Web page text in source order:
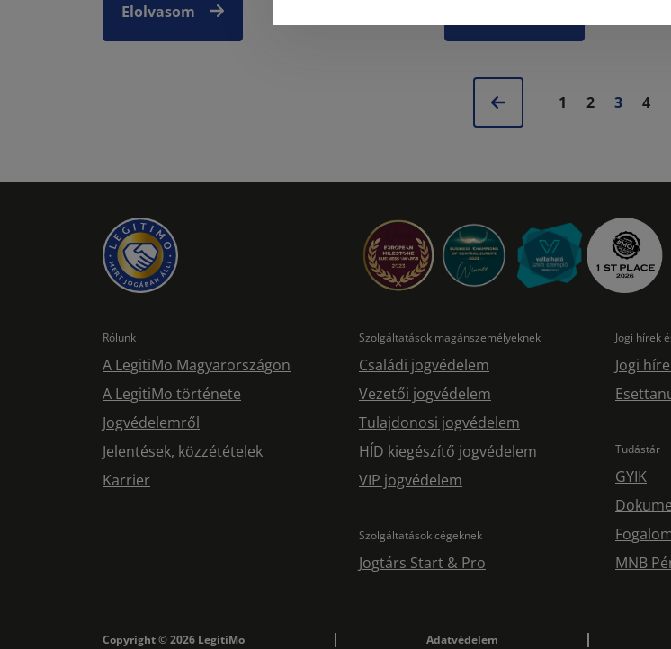
Elolvasom
1 2 3 4
Rólunk
A LegitiMo Magyarországon
A LegitiMo története
Jogvédelemről
Jelentések, közzétételek
Karrier
Szolgáltatások magánszemélyeknek
Családi jogvédelem
Vezetői jogvédelem
Tulajdonosi jogvédelem
HÍD kiegészítő jogvédelem
VIP jogvédelem
Szolgáltatások cégeknek
Jogtárs Start & Pro
Jogi hírek
Jogi
Tudástár
GYIK
MNB
Copyright © 2026 LegitiMo Adatvédelem